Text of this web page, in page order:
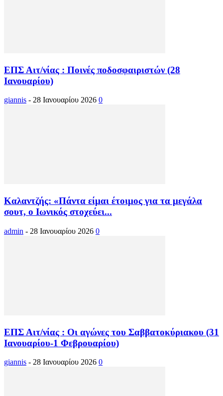
ΕΠΣ Αιτ/νίας : Ποινές ποδοσφαιριστών (28
Ιανουαρίου)
giannis - 28 Ιανουαρίου 2026 0
Καλαντζής: «Πάντα είμαι έτοιμος για τα μεγάλα
σουτ, ο Ιωνικός στοχεύει...
admin - 28 Ιανουαρίου 2026 0
ΕΠΣ Αιτ/νίας : Οι αγώνες του Σαββατοκύριακου (31
Ιανουαρίου-1 Φεβρουαρίου)
giannis - 28 Ιανουαρίου 2026 0